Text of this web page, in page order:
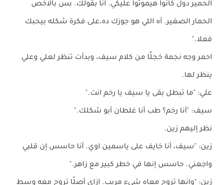
الحمير دول كانوا هيموتوا عليكي. أنا بقولك. بس بالاخص
الحمار الصغير. أه اللي هو جوزك ده،على فكرة شكله بيحبك
فعلا."
احمر وجه نجمة خجلًا من كلام سيف، وبدأت تنظر لعلي وعلي
ينظر لها.
علي: "ما تبطل بقى يا سيف يا رخم انت."
سيف: "أنا رخم؟ طب أنا غلطان أبو شكلك."
نظر إليهم زين.
زين: "سيف، أنا خايف على ياسمين اوي. أنا حاسس إن قلبي
واجعني. حاسس إنها في خطر كبير مع زاهر."
زين: "وانها تروح معاه شيء مريب. إزاي أصلًا تروح معه وسط